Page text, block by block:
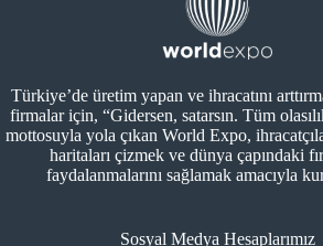
Türkiye’de üretim yapan ve ihracatını
firmalar için, “Gidersen, satarsın. Tüm
mottosuyla yola çıkan World Expo,
haritaları çizmek ve dünya çapındaki
faydalanmalarını sağlamak amacıyla
Sosyal Medya Hesaplarımız